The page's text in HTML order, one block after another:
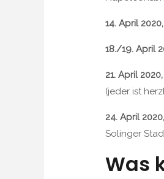
14. April
18./19. April
21. April
(jeder ist
24. April
Solinger
Was